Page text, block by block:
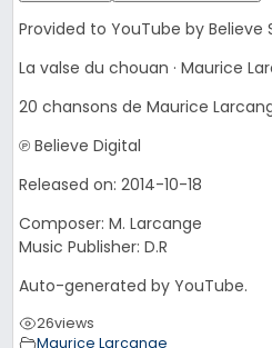
Provided to YouTube by Believe
La valse du chouan · Maurice
20 chansons de Maurice
℗ Believe Digital
Released on: 2014-10-18
Composer: M. Larcange
Music Publisher: D.R
Auto-generated by YouTube.
26views
Maurice Larcange